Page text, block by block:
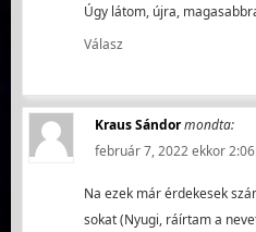
Úgy látom, újra,
Válasz
Kraus Sándormondta:
február 7, 2022 ekkor
Na ezek már érdekesek
sokat (Nyugi, ráírtam a